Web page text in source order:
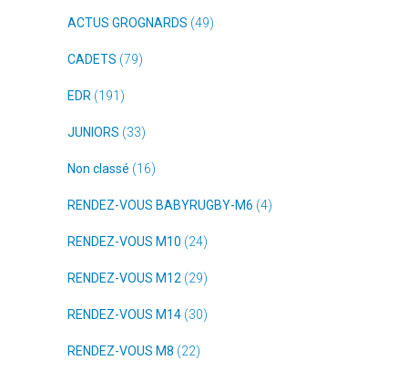
ACTUS GROGNARDS (49)
CADETS (79)
EDR (191)
JUNIORS (33)
Non classé (16)
RENDEZ-VOUS BABYRUGBY-M6 (4)
RENDEZ-VOUS M10 (24)
RENDEZ-VOUS M12 (29)
RENDEZ-VOUS M14 (30)
RENDEZ-VOUS M8 (22)